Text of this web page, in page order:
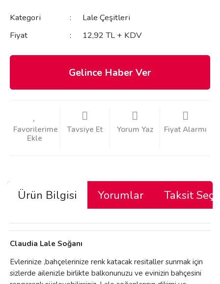
Kategori
Lale Çeşitleri
Fiyat
12,92 TL + KDV
Gelince Haber Ver
Tavsiye Et Yorum Yaz Fiyat Alarmı
Ürün Bilgisi Yorumlar Taksit
Claudia Lale Soğanı
Evlerinize ,bahçelerinize renk katacak resitaller sunmak için
sizlerde ailenizle birlikte balkonunuzu ve evinizin bahçesini